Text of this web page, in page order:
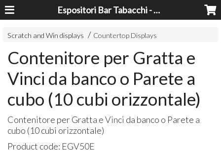
Espositori Bar Tabacchi - Lavorazioni Plexiglass Bari
Scratch and Win displays Countertop Displays
Contenitore per Gratta e
Vinci da banco o Parete a
cubo (10 cubi orizzontale)
Contenitore per Gratta e Vinci da banco o Parete a
cubo (10 cubi orizzontale)
Product code: EGV50E